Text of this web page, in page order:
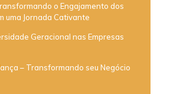
o Engajamento dos
uma Jornada Cativante
Geracional nas Empresas
– Transformando seu Negócio